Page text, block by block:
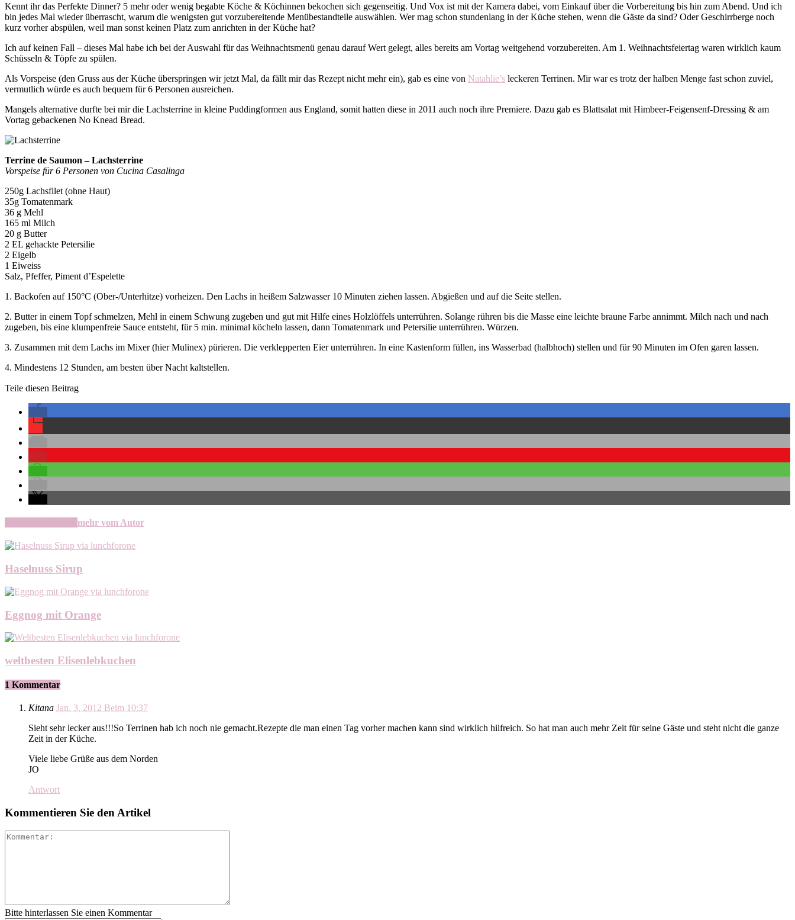
Kennt ihr das Perfekte Dinner? 5 mehr oder wenig begabte Köche & Köchinnen bekochen sich gegenseitig. Und Vox ist mit der Kamera dabei, vom Einkauf über die Vorbereitung bis hin zum Abend. Und ich
bin jedes Mal wieder überrascht, warum die wenigsten gut vorzubereitende Menübestandteile auswählen. Wer mag schon stundenlang in der Küche stehen, wenn die Gäste da sind? Oder Geschirrberge noch
kurz vorher abspülen, weil man sonst keinen Platz zum anrichten in der Küche hat?
Ich auf keinen Fall – dieses Mal habe ich bei der Auswahl für das Weihnachtsmenü genau darauf Wert gelegt, alles bereits am Vortag weitgehend vorzubereiten. Am 1. Weihnachtsfeiertag waren wirklich kaum
Schüsseln & Töpfe zu spülen.
Als Vorspeise (den Gruss aus der Küche überspringen wir jetzt Mal, da fällt mir das Rezept nicht mehr ein), gab es eine von Natahlie’s leckeren Terrinen. Mir war es trotz der halben Menge fast schon zuviel,
vermutlich würde es auch bequem für 6 Personen ausreichen.
Mangels alternative durfte bei mir die Lachsterrine in kleine Puddingformen aus England, somit hatten diese in 2011 auch noch ihre Premiere. Dazu gab es Blattsalat mit Himbeer-Feigensenf-Dressing & am
Vortag gebackenen No Knead Bread.
Terrine de Saumon – Lachsterrine
Vorspeise für 6 Personen von Cucina Casalinga
250g Lachsfilet (ohne Haut)
35g Tomatenmark
36 g Mehl
165 ml Milch
20 g Butter
2 EL gehackte Petersilie
2 Eigelb
1 Eiweiss
Salz, Pfeffer, Piment d’Espelette
1. Backofen auf 150°C (Ober-/Unterhitze) vorheizen. Den Lachs in heißem Salzwasser 10 Minuten ziehen lassen. Abgießen und auf die Seite stellen.
2. Butter in einem Topf schmelzen, Mehl in einem Schwung zugeben und gut mit Hilfe eines Holzlöffels unterrühren. Solange rühren bis die Masse eine leichte braune Farbe annimmt. Milch nach und nach
zugeben, bis eine klumpenfreie Sauce entsteht, für 5 min. minimal köcheln lassen, dann Tomatenmark und Petersilie unterrühren. Würzen.
3. Zusammen mit dem Lachs im Mixer (hier Mulinex) pürieren. Die verklepperten Eier unterrühren. In eine Kastenform füllen, ins Wasserbad (halbhoch) stellen und für 90 Minuten im Ofen garen lassen.
4. Mindestens 12 Stunden, am besten über Nacht kaltstellen.
Teile diesen Beitrag
mehr vom Autor
Haselnuss Sirup
Eggnog mit Orange
weltbesten Elisenlebkuchen
1 Kommentar
Kitana Jan. 3, 2012 Beim 10:37
Sieht sehr lecker aus!!!So Terrinen hab ich noch nie gemacht.Rezepte die man einen Tag vorher machen kann sind wirklich hilfreich. So hat man auch mehr Zeit für seine Gäste und steht nicht die ganze
Zeit in der Küche.
Viele liebe Grüße aus dem Norden
JO
Antwort
Kommentieren Sie den Artikel
Bitte hinterlassen Sie einen Kommentar